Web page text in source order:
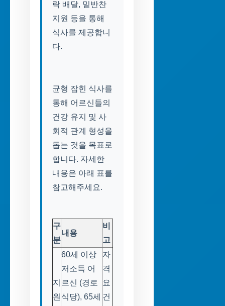
락 배달, 밑반찬
지원 등을 통해
식사를 제공합니
다.
균형 잡힌 식사를
통해 어르신들의
건강 유지 및 사
회적 관계 형성을
돕는 것을 목표로
합니다. 자세한
내용은 아래 표를
참고해주세요.
구
분
내용
비
고
지
원
60세 이상
저소득 어
르신 (경로
식당), 65세
자
격
요
건